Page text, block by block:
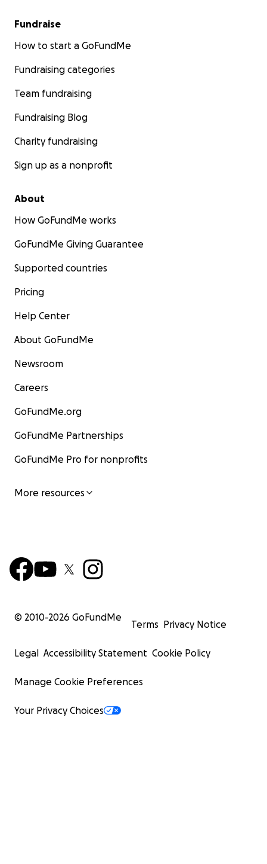
Fundraise
How to start a GoFundMe
Fundraising categories
Team fundraising
Fundraising Blog
Charity fundraising
Sign up as a nonprofit
About
How GoFundMe works
GoFundMe Giving Guarantee
Supported countries
Pricing
Help Center
About GoFundMe
Newsroom
Careers
GoFundMe.org
GoFundMe Partnerships
GoFundMe Pro for nonprofits
More resources
© 2010-2026 GoFundMe
Terms Privacy Notice
Legal Accessibility Statement Cookie Policy
Manage Cookie Preferences
Your Privacy Choices